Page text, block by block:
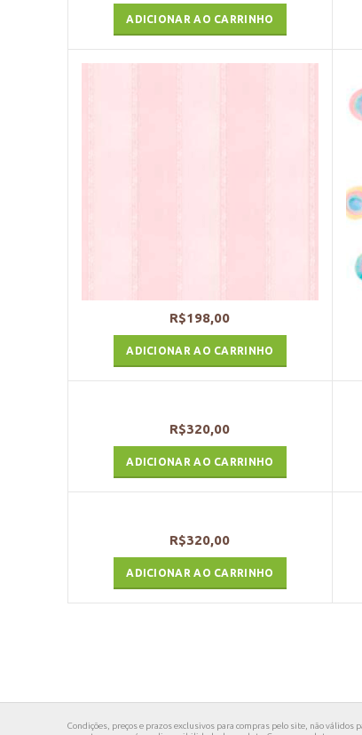
ADICIONAR AO CARRINHO
R$198,00
ADICIONAR AO CARRINHO
R$320,00
ADICIONAR AO CARRINHO
R$320,00
ADICIONAR AO CARRINHO
Condições, preços e prazos exclusivos para compras pelo site, não válidos